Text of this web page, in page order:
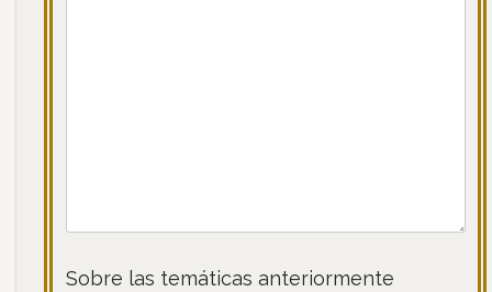
Sobre las temáticas anteriormente